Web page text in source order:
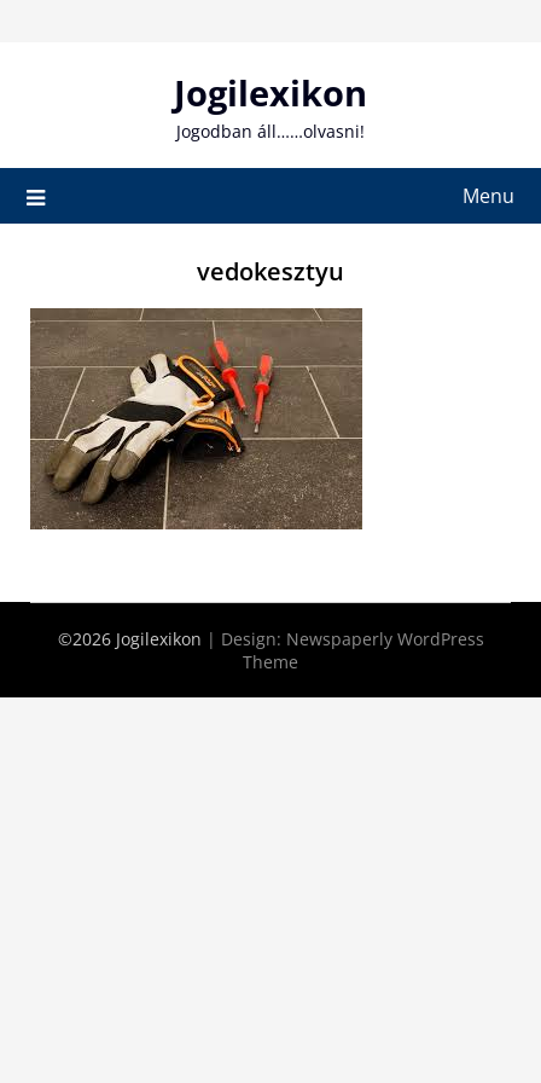
Jogilexikon
Jogodban áll……olvasni!
Menu
vedokesztyu
©2026 Jogilexikon | Design: Newspaperly WordPress
Theme